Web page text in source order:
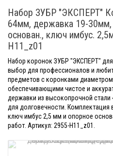
Набор ЗУБР "ЭКСПЕРТ"
64мм, державка 19-
основан., ключ имбус.
H11_z01
Набор коронок ЗУБР "ЭКСПЕРТ"
выбор для профессионалов и
предметов с коронками
обеспечивающими чистое и
державки из высокопрочной
для долговечности.
ключ имбус 2,5 мм и опорное
работ. Артикул: 2955-H11_z01.